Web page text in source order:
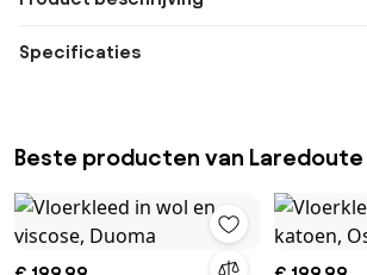
Specificaties
Beste producten van Laredoute